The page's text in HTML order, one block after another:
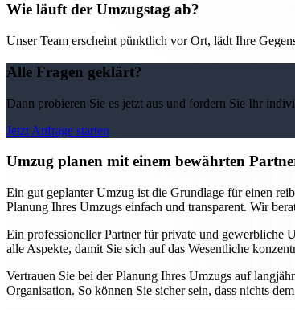
Wie läuft der Umzugstag ab?
Unser Team erscheint pünktlich vor Ort, lädt Ihre
Alle Fragen geklärt?
Dann probieren Sie es jetzt aus und fordern Sie Ihr
Jetzt Anfrage starten
Umzug planen mit einem bewährten
Ein gut geplanter Umzug ist die Grundlage für einen
Planung Ihres Umzugs einfach und transparent. Wir
Ein professioneller Partner für private und gewerbliche
alle Aspekte, damit Sie sich auf das Wesentliche
Vertrauen Sie bei der Planung Ihres Umzugs auf
Organisation. So können Sie sicher sein, dass nichts